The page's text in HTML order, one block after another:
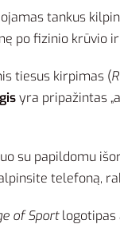
tankus
po fizinio krūvio
tiesus kirpimas (
yra pripažintas
su papildomu
telefoną,
of Sportlogotipas